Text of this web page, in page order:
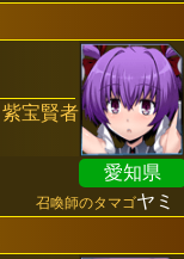
紫宝賢者
愛知県
召喚師のタマゴヤミ